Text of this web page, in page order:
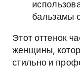
бальзамы
Этот оттенок
женщины,
стильно и